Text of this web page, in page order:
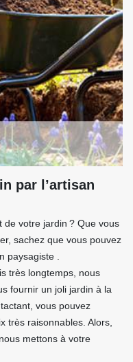
par l’artisan
de votre jardin ? Que vous
sachez que vous pouvez
paysagiste .
très longtemps, nous
fournir un joli jardin à la
vous pouvez
très raisonnables. Alors,
mettons à votre